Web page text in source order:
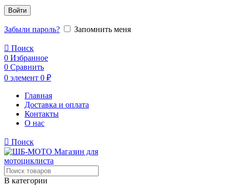
Войти
Забыли пароль? Запомнить меня
Поиск
0 Избранное
0 Сравнить
0 элемент 0 ₽
Главная
Доставка и оплата
Контакты
О нас
Поиск
В категории